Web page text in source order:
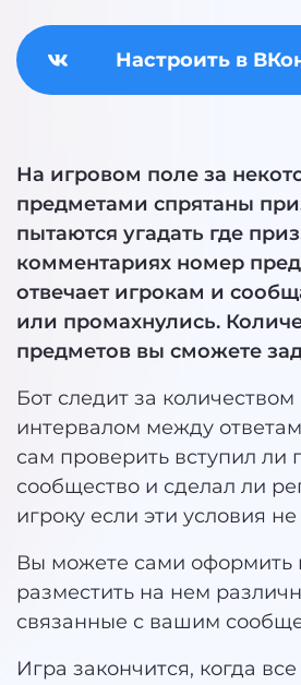
Настроить в
На игровом поле за
предметами спрятаны
пытаются угадать где
комментариях номер
отвечает игрокам и
или промахнулись.
предметов вы сможете
Бот следит за
интервалом между
сам проверить вступил ли
сообщество и сделал ли
игроку если эти условия
Вы можете сами оформить
разместить на нем
связанные с вашим
Игра закончится, когда